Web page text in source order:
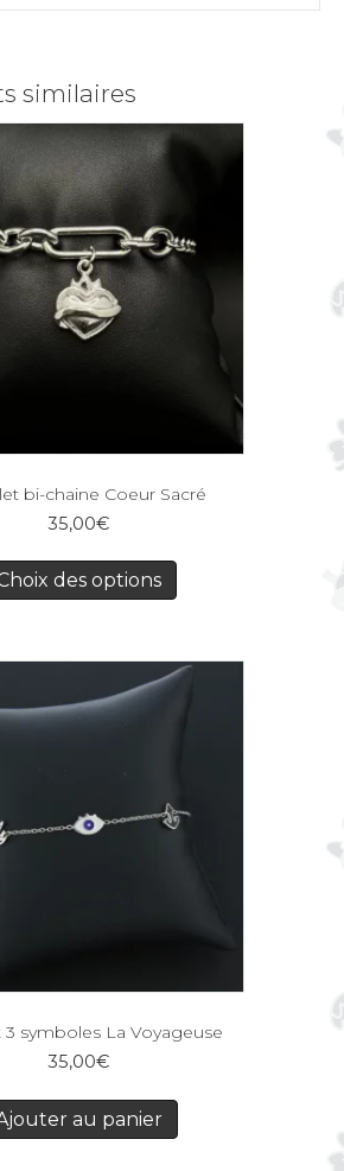
similaires
bi-chaine Coeur Sacré
35,00€
des options
3 symboles La Voyageuse
35,00€
au panier